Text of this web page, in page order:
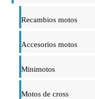
Recambios motos
Accesorios motos
Minimotos
Motos de cross